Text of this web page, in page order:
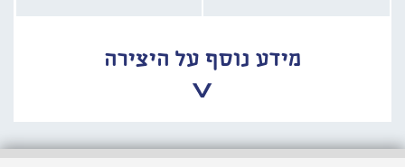
מידע נוסף על היצירה